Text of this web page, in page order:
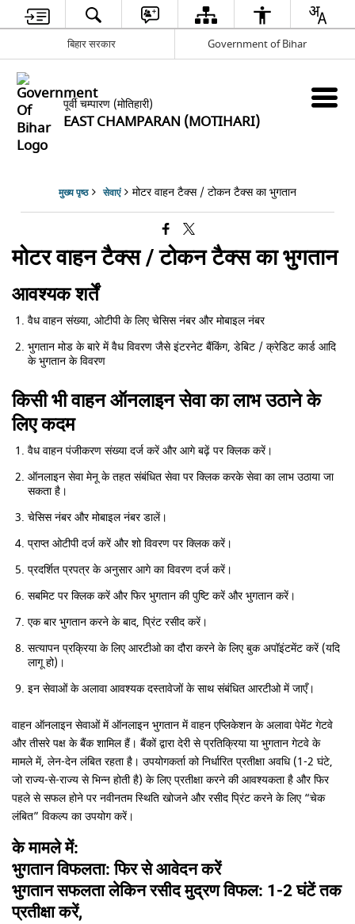
बिहार सरकार Government of Bihar
पूर्वी चम्पारण (मोतिहारी)
EAST CHAMPARAN (MOTIHARI)
मुख्य पृष्ठ सेवाएं मोटर वाहन टैक्स / टोकन टैक्स का भुगतान
मोटर वाहन टैक्स / टोकन टैक्स का भुगतान
आवश्यक शर्तें
वैध वाहन संख्या, ओटीपी के लिए चेसिस नंबर और मोबाइल नंबर
भुगतान मोड के बारे में वैध विवरण जैसे इंटरनेट बैंकिंग, डेबिट / क्रेडिट कार्ड आदि
के भुगतान के विवरण
किसी भी वाहन ऑनलाइन सेवा का लाभ उठाने के
लिए कदम
वैध वाहन पंजीकरण संख्या दर्ज करें और आगे बढ़ें पर क्लिक करें।
ऑनलाइन सेवा मेनू के तहत संबंधित सेवा पर क्लिक करके सेवा का लाभ उठाया जा
सकता है।
चेसिस नंबर और मोबाइल नंबर डालें।
प्राप्त ओटीपी दर्ज करें और शो विवरण पर क्लिक करें।
प्रदर्शित प्रपत्र के अनुसार आगे का विवरण दर्ज करें।
सबमिट पर क्लिक करें और फिर भुगतान की पुष्टि करें और भुगतान करें।
एक बार भुगतान करने के बाद, प्रिंट रसीद करें।
सत्यापन प्रक्रिया के लिए आरटीओ का दौरा करने के लिए बुक अपॉइंटमेंट करें (यदि
लागू हो)।
इन सेवाओं के अलावा आवश्यक दस्तावेजों के साथ संबंधित आरटीओ में जाएँ।
वाहन ऑनलाइन सेवाओं में ऑनलाइन भुगतान में वाहन एप्लिकेशन के अलावा पेमेंट गेटवे
और तीसरे पक्ष के बैंक शामिल हैं। बैंकों द्वारा देरी से प्रतिक्रिया या भुगतान गेटवे के
मामले में, लेन-देन लंबित रहता है। उपयोगकर्ता को निर्धारित प्रतीक्षा अवधि (1-2 घंटे,
जो राज्य-से-राज्य से भिन्न होती है) के लिए प्रतीक्षा करने की आवश्यकता है और फिर
पहले से सफल होने पर नवीनतम स्थिति खोजने और रसीद प्रिंट करने के लिए “चेक
लंबित” विकल्प का उपयोग करें।
के मामले में:
भुगतान विफलता: फिर से आवेदन करें
भुगतान सफलता लेकिन रसीद मुद्रण विफल: 1-2 घंटें तक
प्रतीक्षा करें,